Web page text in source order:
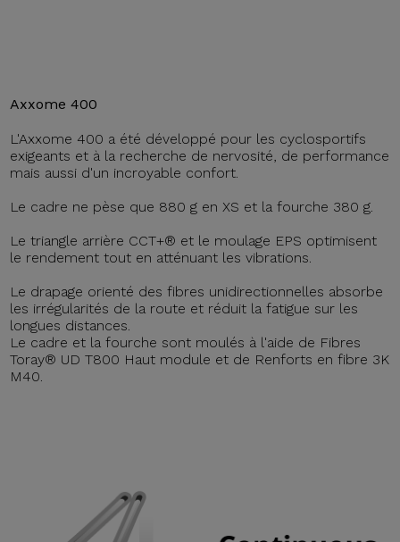
Axxome 400
L'Axxome 400 a été développé pour les cyclosportifs
exigeants et à la recherche de nervosité, de performance
mais aussi d'un incroyable confort.
Le cadre ne pèse que 880 g en XS et la fourche 380 g.
Le triangle arrière CCT+® et le moulage EPS optimisent
le rendement tout en atténuant les vibrations.
Le drapage orienté des fibres unidirectionnelles absorbe
les irrégularités de la route et réduit la fatigue sur les
longues distances.
Le cadre et la fourche sont moulés à l'aide de Fibres
Toray® UD T800 Haut module et de Renforts en fibre 3K
M40.